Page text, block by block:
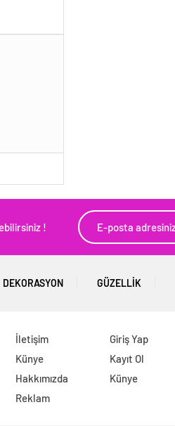
!
DEKORASYON GÜZELLIK
İletişim
Künye
Hakkımızda
Reklam
Giriş Yap
Kayıt Ol
Künye